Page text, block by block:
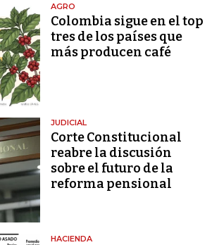
AGRO
Colombia sigue en el top
tres de los países que
más producen café
JUDICIAL
Corte Constitucional
reabre la discusión
sobre el futuro de la
reforma pensional
HACIENDA